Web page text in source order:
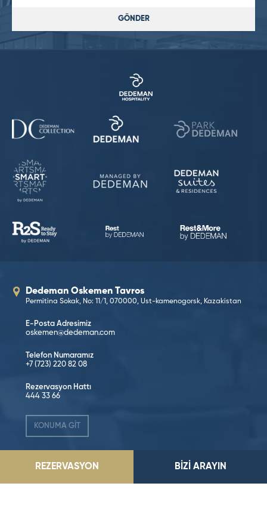
GÖNDER
Dedeman Oskemen Tavros
Permitina Sokak, No: 11/1, 070000, Ust-kamenogorsk, Kazakistan
E-Posta Adresimiz
oskemen@dedeman.com
Telefon Numaramız
+7 (723) 220 82 08
Rezervasyon Hattı
444 33 66
KONUMA GİT
REZERVASYON BİZİ ARAYIN